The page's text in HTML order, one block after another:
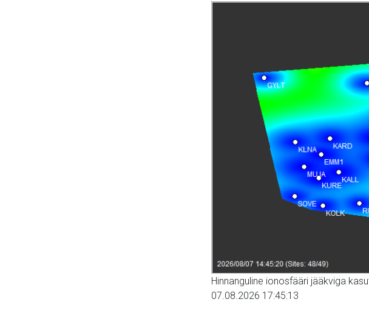
Hinnanguline ionosfääri jääkviga
07.08.2026 17:45:13